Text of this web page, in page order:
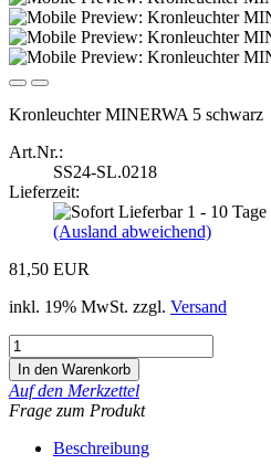
Kronleuchter MINERWA 5 schwarz
Art.Nr.:
SS24-SL.0218
Lieferzeit:
(Ausland abweichend)
81,50 EUR
inkl. 19% MwSt. zzgl. Versand
Auf den Merkzettel
Frage zum Produkt
Beschreibung